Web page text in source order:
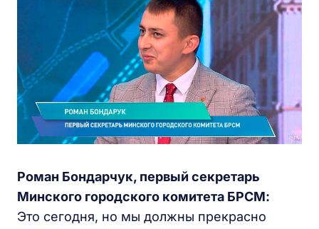
Роман Бондарчук, первый секретарь
Минского городского комитета БРСМ:
Это сегодня, но мы должны прекрасно